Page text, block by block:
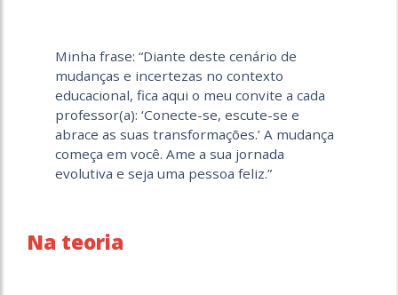
Minha frase: “Diante deste cenário de
mudanças e incertezas no contexto
educacional, fica aqui o meu convite a cada
professor(a): ‘Conecte-se, escute-se e
abrace as suas transformações.’ A mudança
começa em você. Ame a sua jornada
evolutiva e seja uma pessoa feliz.”
Na teoria